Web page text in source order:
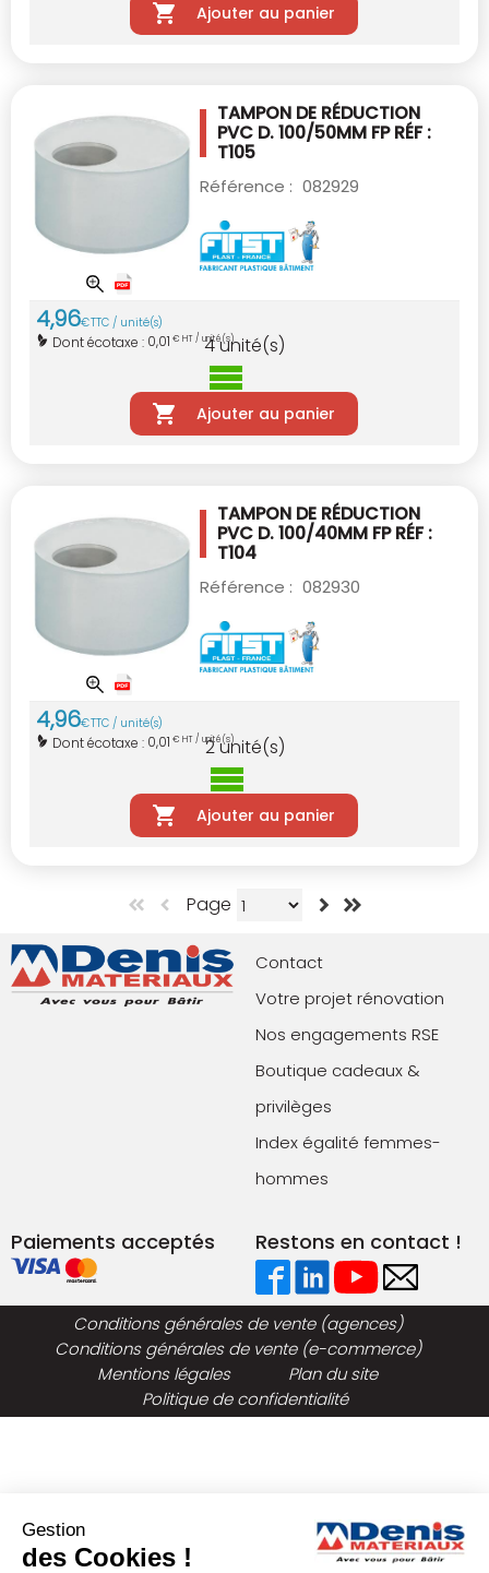
Ajouter au panier
TAMPON DE RÉDUCTION
PVC D. 100/50MM FP RÉF :
T105
Référence : 082929
4,96€TTC / unité(s)
Dont écotaxe : 0,01 € HT / unité(s)
4unité(s)
Ajouter au panier
TAMPON DE RÉDUCTION
PVC D. 100/40MM FP RÉF :
T104
Référence : 082930
4,96€TTC / unité(s)
Dont écotaxe : 0,01 € HT / unité(s)
2unité(s)
Ajouter au panier
Page
Contact
Votre projet rénovation
Nos engagements RSE
Boutique cadeaux &
privilèges
Index égalité femmes-
hommes
Paiements acceptés Restons en contact !
Conditions générales de vente (agences)
Conditions générales de vente (e-commerce)
Mentions légales
Plan du site
Politique de confidentialité
Gestion
des Cookies !